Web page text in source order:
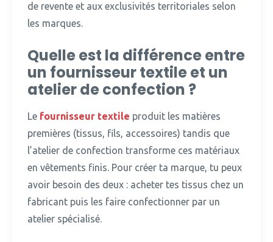
de revente et aux exclusivités territoriales selon
les marques.
Quelle est la différence entre
un fournisseur textile et un
atelier de confection ?
Le fournisseur textile produit les matières
premières (tissus, fils, accessoires) tandis que
l’atelier de confection transforme ces matériaux
en vêtements finis. Pour créer ta marque, tu peux
avoir besoin des deux : acheter tes tissus chez un
fabricant puis les faire confectionner par un
atelier spécialisé.